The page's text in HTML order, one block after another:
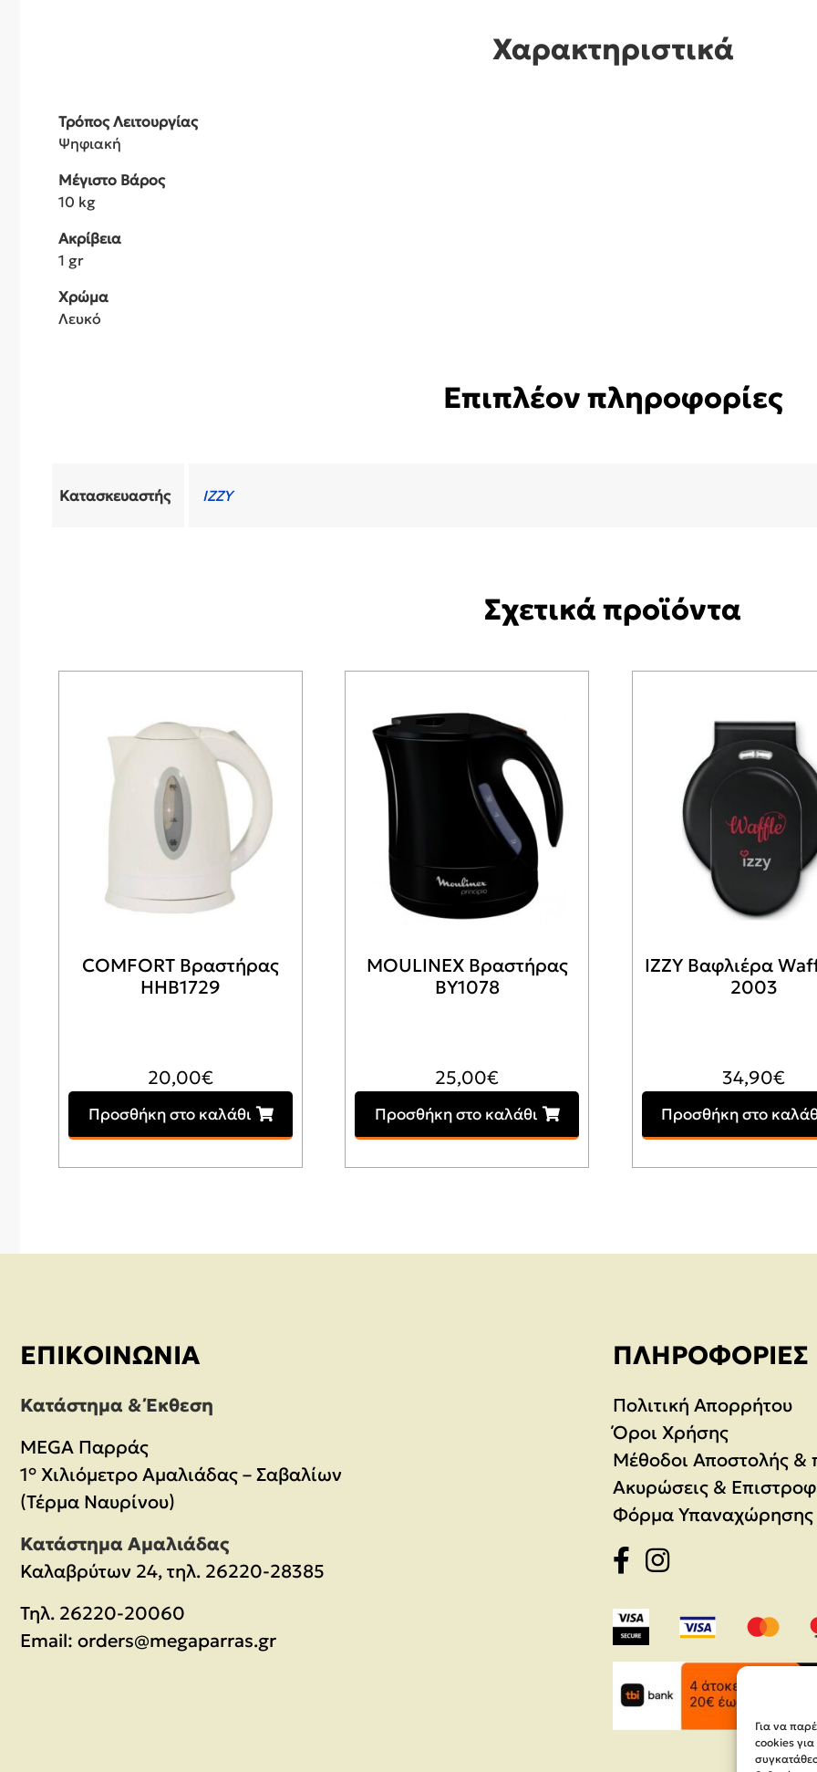
Για να
cookies
Χαρακτηριστικά
Τρόπος Λειτουργίας
Ψηφιακή
Μέγιστο Βάρος
10 kg
Ακρίβεια
1 gr
Χρώμα
Λευκό
Επιπλέον πληροφορίες
Κατασκευαστής IZZY
Σχετικά προϊόντα
COMFORT Βραστήρας
HHB1729
20,00€
Προσθήκη στο καλάθι
MOULINEX Βραστήρας
BY1078
25,00€
Προσθήκη στο καλάθι
IZZY Βαφλιέρα
2003
34,90€
Προσθήκη στο
ΕΠΙΚΟΙΝΩΝΊΑ
Κατάστημα & Έκθεση
MEGA Παρράς
1° Χιλιόμετρο Αμαλιάδας – Σαβαλίων
(Τέρμα Ναυρίνου)
Κατάστημα Αμαλιάδας
Καλαβρύτων 24, τηλ. 26220-28385
Τηλ. 26220-20060
Email: orders@megaparras.gr
ΠΛΗΡΟΦΟΡΊΕΣ
Πολιτική Απορρήτου
Όροι Χρήσης
Μέθοδοι Αποστολής &
Ακυρώσεις &
Φόρμα Υπαναχώρησης